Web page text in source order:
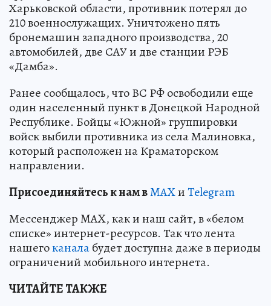
Харьковской области, противник потерял до
210 военнослужащих. Уничтожено пять
бронемашин западного производства, 20
автомобилей, две САУ и две станции РЭБ
«Дамба».
Ранее сообщалось, что ВС РФ освободили еще
один населенный пункт в Донецкой Народной
Республике. Бойцы «Южной» группировки
войск выбили противника из села Малиновка,
который расположен на Краматорском
направлении.
Присоединяйтесь к нам вMAXиTelegram
Мессенджер MAX, как и наш сайт, в «белом
списке» интернет-ресурсов. Так что лента
нашегоканалабудет доступна даже в периоды
ограничений мобильного интернета.
ЧИТАЙТЕ ТАКЖЕ